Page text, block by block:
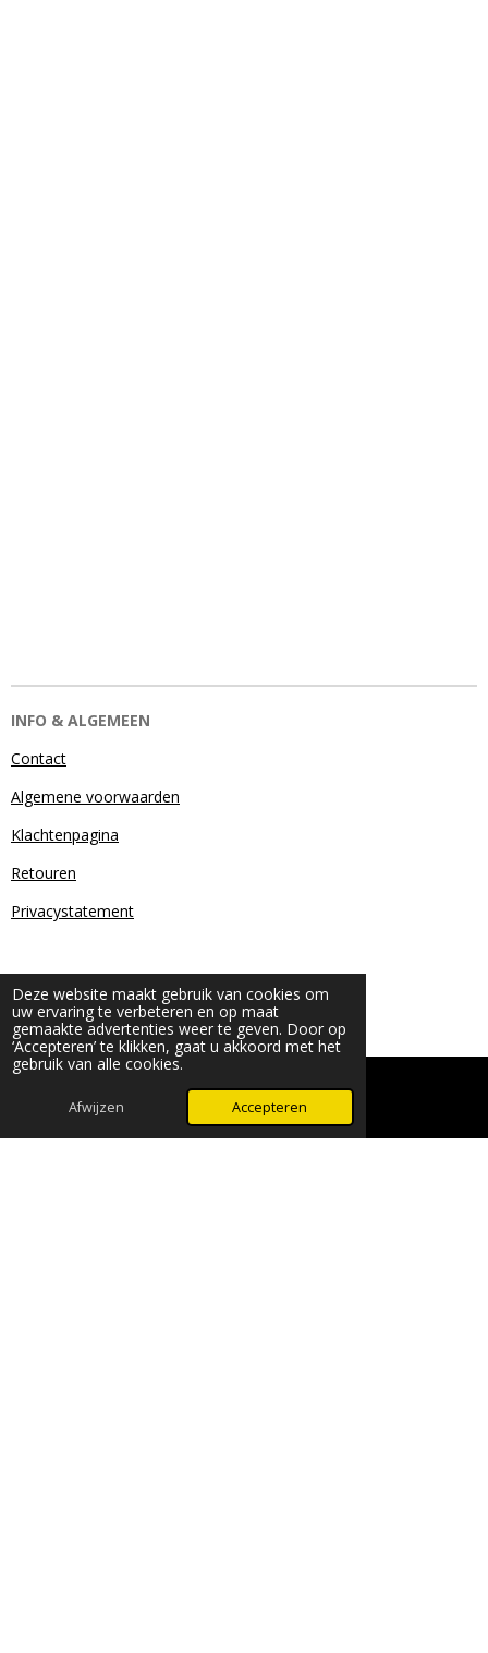
Deze website maakt gebruik van cookies om
uw ervaring te verbeteren en op maat
gemaakte advertenties weer te geven. Door op
‘Accepteren’ te klikken, gaat u akkoord met het
gebruik van alle cookies.
Afwijzen Accepteren
INFO & ALGEMEEN
Contact
Algemene voorwaarden
Klachtenpagina
Retouren
Privacystatement
© 2024 - 2026 Beauty & More by Robyn
WhatsApp